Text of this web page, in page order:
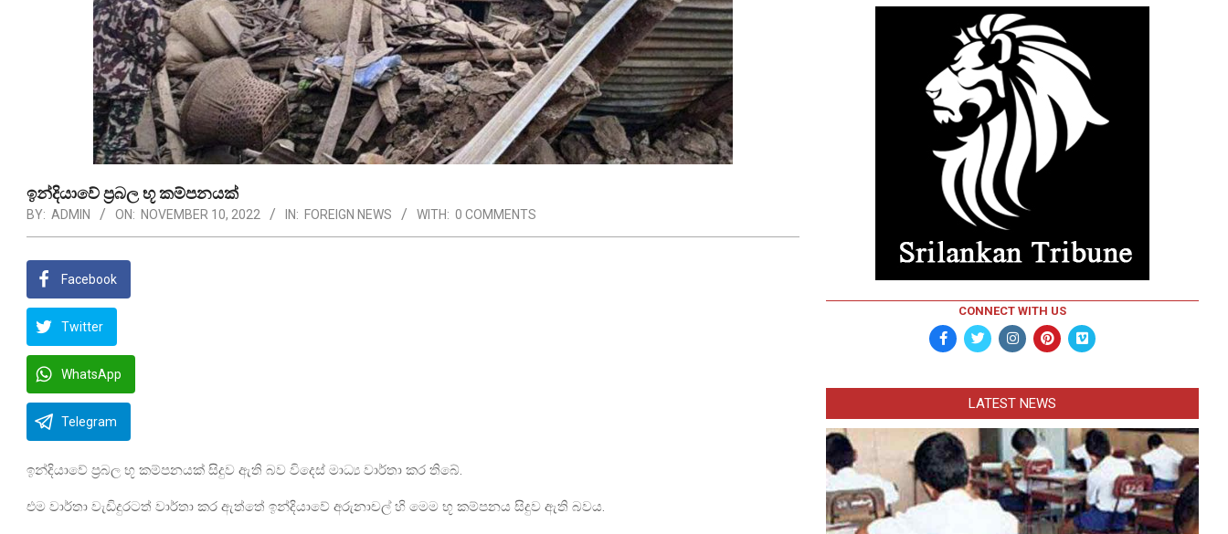
ඉන්දියාවේ ප්‍රබල භූ කම්පනයක්
BY: ADMIN ON: NOVEMBER 10, 2022 IN: FOREIGN NEWS WITH: 0 COMMENTS
Facebook
Twitter
WhatsApp
Telegram
ඉන්දියාවේ ප්‍රබල භූ කම්පනයක් සිදුව ඇති බව විදෙස් මාධ්‍ය වාර්තා කර තිබේ.
එම වාර්තා වැඩිදුරටත් වාර්තා කර ඇත්තේ ඉන්දියාවේ අරුනාචල් හි මෙම භූ කම්පනය සිදුව ඇති බවය.
CONNECT WITH US
LATEST NEWS